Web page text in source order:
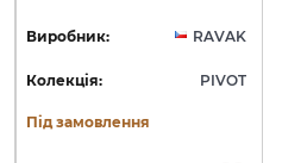
Виробник: RAVAK
Колекція: PIVOT
Під замовлення